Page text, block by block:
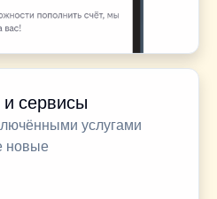
сервисы
услугами
новые